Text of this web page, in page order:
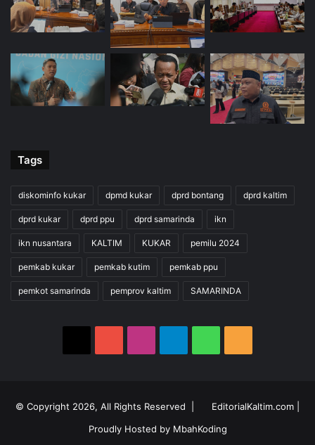
Tags
diskominfo kukar dpmd kukar dprd bontang dprd kaltim
dprd kukar dprd ppu dprd samarinda ikn
ikn nusantara KALTIM KUKAR pemilu 2024
pemkab kukar pemkab kutim pemkab ppu
pemkot samarinda pemprov kaltim SAMARINDA
© Copyright 2026, All Rights Reserved | EditorialKaltim.com
Proudly Hosted by MbahKoding